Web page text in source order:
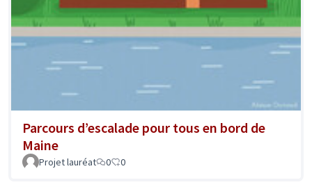
Parcours d’escalade pour tous en bord de
Maine
Projet lauréat 0 0